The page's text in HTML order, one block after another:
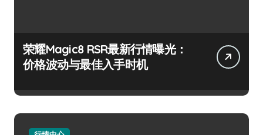
荣耀Magic8 RSR最新行情曝光：
价格波动与最佳入手时机